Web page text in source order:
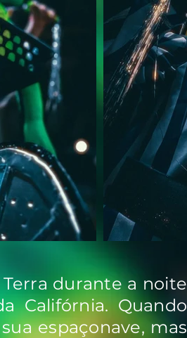
durante a noite
Califórnia. Quando
espaçonave, mas